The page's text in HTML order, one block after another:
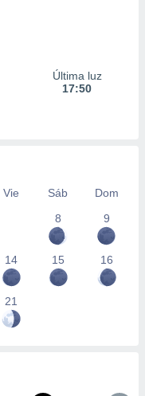
Última luz
17:50
Vie Sáb
Dom
8
9
14 15 16
21